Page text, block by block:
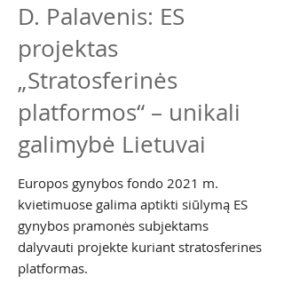
D. Palavenis: ES
projektas
„Stratosferinės
platformos“ – unikali
galimybė Lietuvai
Europos gynybos fondo 2021 m.
kvietimuose galima aptikti siūlymą ES
gynybos pramonės subjektams
dalyvauti projekte kuriant stratosferines
platformas.